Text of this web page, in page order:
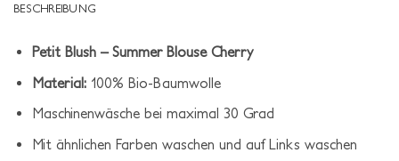
BESCHREIBUNG
Petit Blush – Summer Blouse Cherry
Material:100% Bio-Baumwolle
Maschinenwäsche bei maximal 30 Grad
Mit ähnlichen Farben waschen und auf Links waschen